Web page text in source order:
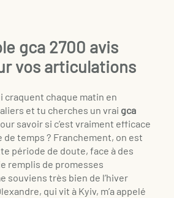
gca 2700 avis
vos articulations
craquent chaque matin en
et tu cherches un vrai gca
savoir si c’est vraiment efficace
de temps ? Franchement, on est
période de doute, face à des
remplis de promesses
souviens très bien de l’hiver
qui vit à Kyiv, m’a appelé